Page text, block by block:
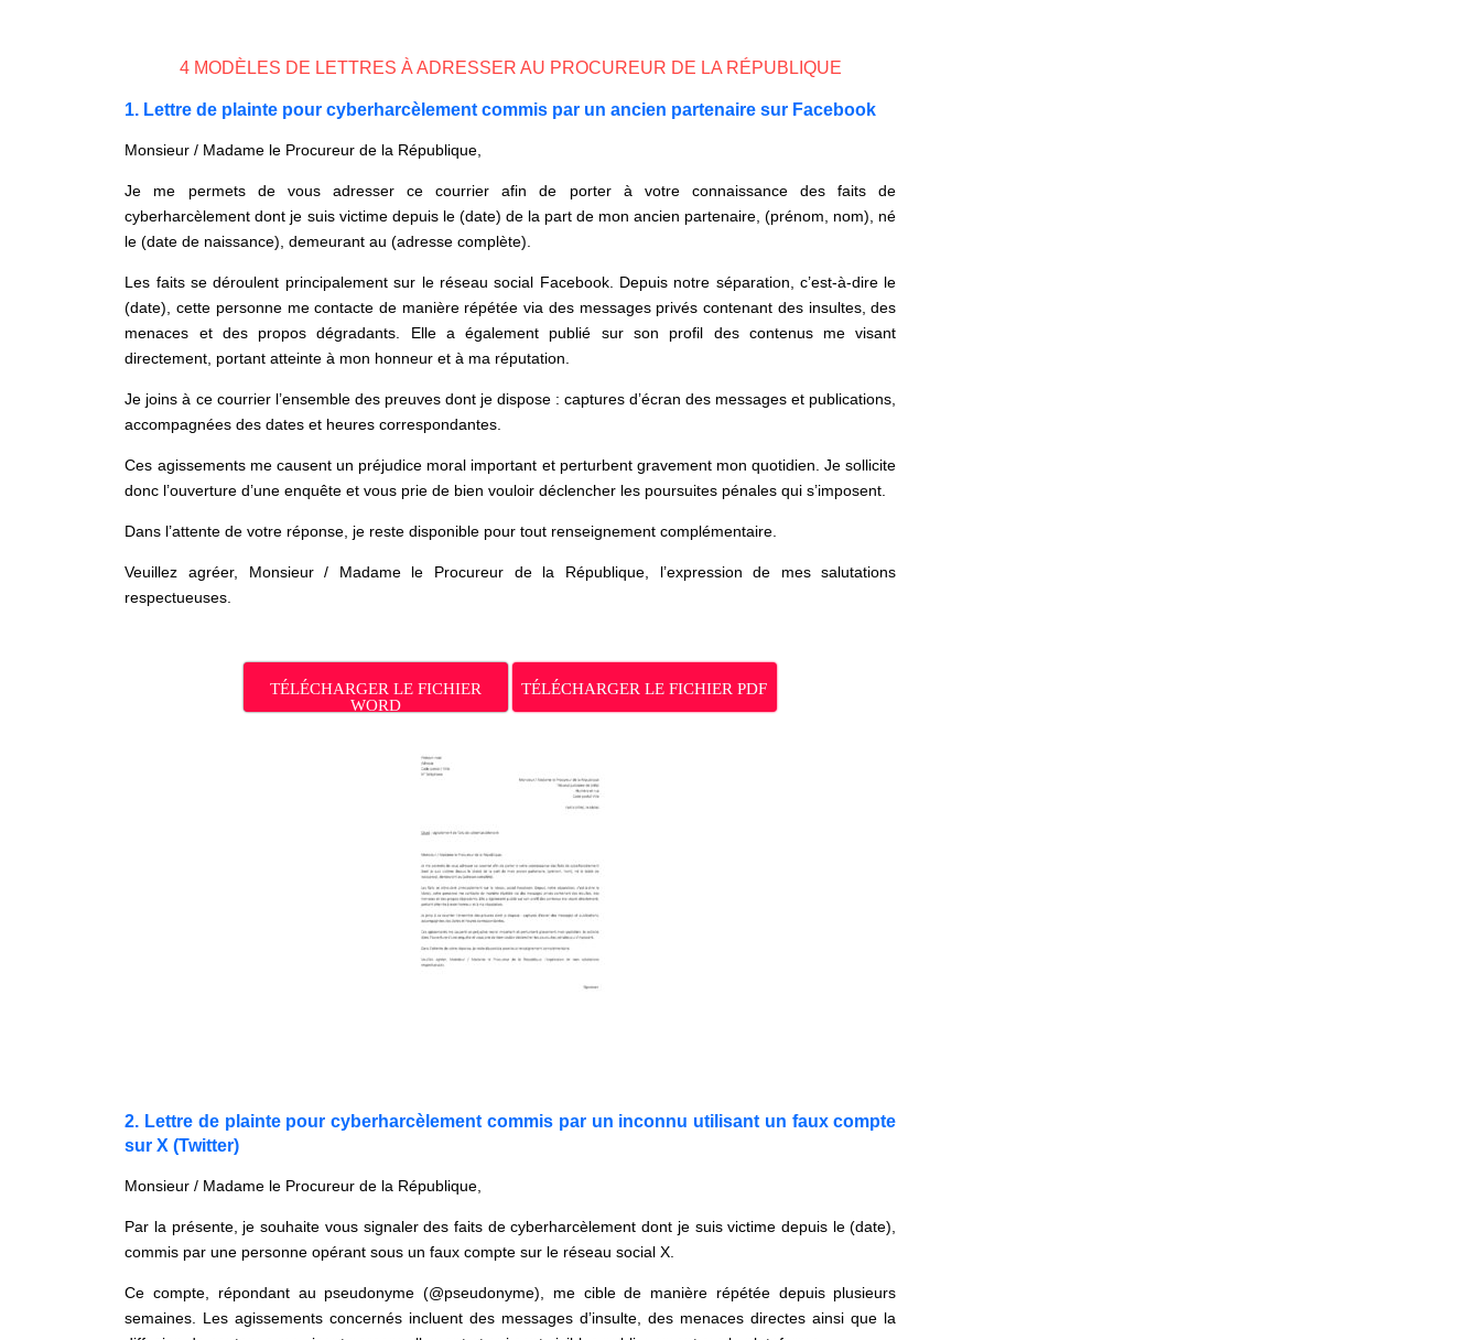
4 MODÈLES DE LETTRES À ADRESSER AU PROCUREUR DE LA RÉPUBLIQUE
1. Lettre de plainte pour cyberharcèlement commis par un ancien partenaire sur Facebook
Monsieur / Madame le Procureur de la République,
Je me permets de vous adresser ce courrier afin de porter à votre connaissance des faits de
cyberharcèlement dont je suis victime depuis le (date) de la part de mon ancien partenaire, (prénom, nom), né
le (date de naissance), demeurant au (adresse complète).
Les faits se déroulent principalement sur le réseau social Facebook. Depuis notre séparation, c’est-à-dire le
(date), cette personne me contacte de manière répétée via des messages privés contenant des insultes, des
menaces et des propos dégradants. Elle a également publié sur son profil des contenus me visant
directement, portant atteinte à mon honneur et à ma réputation.
Je joins à ce courrier l’ensemble des preuves dont je dispose : captures d’écran des messages et publications,
accompagnées des dates et heures correspondantes.
Ces agissements me causent un préjudice moral important et perturbent gravement mon quotidien. Je sollicite
donc l’ouverture d’une enquête et vous prie de bien vouloir déclencher les poursuites pénales qui s’imposent.
Dans l’attente de votre réponse, je reste disponible pour tout renseignement complémentaire.
Veuillez agréer, Monsieur / Madame le Procureur de la République, l’expression de mes salutations
respectueuses.
TÉLÉCHARGER LE FICHIER
WORD
TÉLÉCHARGER LE FICHIER PDF
2. Lettre de plainte pour cyberharcèlement commis par un inconnu utilisant un faux compte
sur X (Twitter)
Monsieur / Madame le Procureur de la République,
Par la présente, je souhaite vous signaler des faits de cyberharcèlement dont je suis victime depuis le (date),
commis par une personne opérant sous un faux compte sur le réseau social X.
Ce compte, répondant au pseudonyme (@pseudonyme), me cible de manière répétée depuis plusieurs
semaines. Les agissements concernés incluent des messages d’insulte, des menaces directes ainsi que la